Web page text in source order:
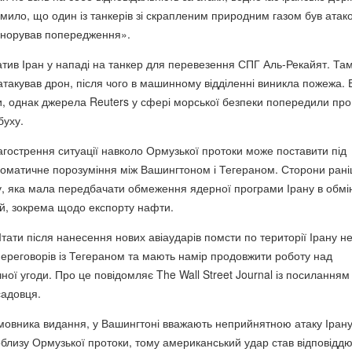
що один із танкерів зі скрапленим природним газом був
попередження».
Іран у нападі на танкер для перевезення СПГ Аль-Рекайят.
дрон, після чого в машинному відділенні виникла пожежа.
однак джерела Reuters у сфері морської безпеки попередили про
ситуації навколо Ормузької протоки може поставити під
порозуміння між Вашингтоном і Тегераном. Сторони
яка мала передбачати обмеження ядерної програми Ірану в
зокрема щодо експорту нафти.
після нанесення нових авіаударів помсти по території Ірану не
із Тегераном та мають намір продовжити роботу над
угоди. Про це повідомляє The Wall Street Journal із
видання, у Вашингтоні вважають неприйнятною атаку
Ормузької протоки, тому американський удар став